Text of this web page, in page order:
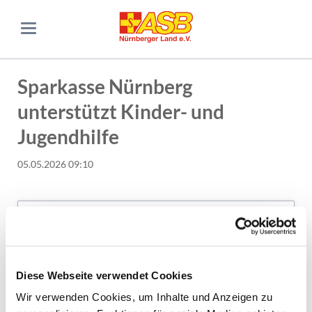
Diese Webseite verwendet Cookies
Wir verwenden Cookies, um Inhalte und Anzeigen zu
Sparkasse Nürnberg
unterstützt Kinder- und
Jugendhilfe
05.05.2026 09:10